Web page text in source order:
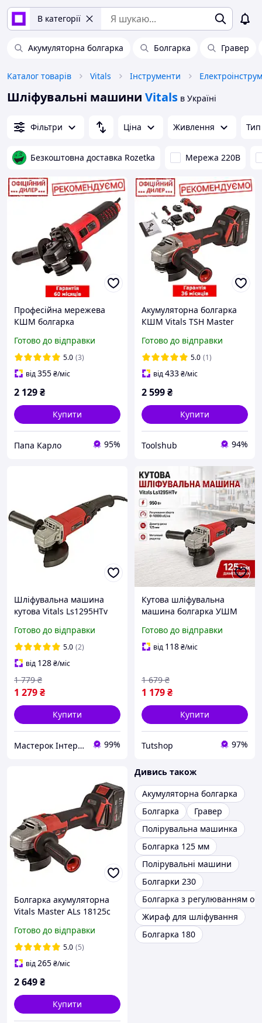
В категорії
Акумуляторна болгарка Болгарка Гравер
Каталог товарів Vitals Інструменти
Шліфувальні машини Vitals в Україні
Фільтри Ціна Живлення
Безкоштовна доставка Rozetka Мережа 220В
Професійна мережева
КШМ болгарка
Professional Ls 1213a BL
(1.3 кВт 11000 об./хв 125
мм Плавний пуск)
Готово до відправки
5.0 (3)
від355₴/міс
2 129₴
Купити
Папа Карло 95%
Акумуляторна болгарка
КШМ Vitals TSH Master
А·год, 125 мм, безщіткова)
Шліфмашина
Готово до відправки
5.0 (1)
від433₴/міс
2 599₴
Купити
Toolshub 94%
Шліфувальна машина
кутова Vitals Ls1295HTv
шліфувальна машина для
дому болгарка
електрична кутова
шліфувальна
Готово до відправки
5.0 (2)
від 128₴/міс
1 279₴
1 779 ₴
Купити
Мастерок Інтернет магазин для кожного 99%
Кутова шліфувальна
машина болгарка УШМ
950 Вт регулювання
обертів для різання
Готово до відправки
від 118₴/міс
1 179₴
1 679 ₴
Купити
Tutshop 97%
Болгарка акумуляторна
Vitals Master ALs 18125c
Готово до відправки
5.0 (5)
від265₴/міс
2 649₴
Купити
Дивись також
Акумуляторна болгарка
Болгарка
Гравер
Полірувальна машинка
Болгарка 125 мм
Полірувальні машини
Болгарки 230
Болгарка з регулюванням
Жираф для шліфування
Болгарка 180